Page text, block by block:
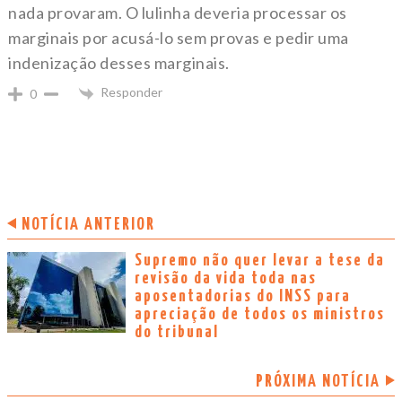
nada provaram. O lulinha deveria processar os
marginais por acusá-lo sem provas e pedir uma
indenização desses marginais.
0 Responder
NOTÍCIA ANTERIOR
Supremo não quer levar a tese da
revisão da vida toda nas
aposentadorias do INSS para
apreciação de todos os ministros
do tribunal
PRÓXIMA NOTÍCIA